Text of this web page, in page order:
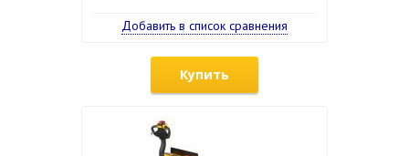
Добавить в список сравнения
Купить